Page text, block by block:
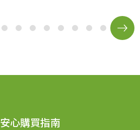
安心購買指南